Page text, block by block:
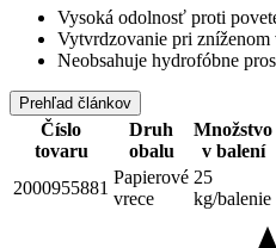
Vysoká odolnosť proti
Vytvrdzovanie pri zníženom
Neobsahuje hydrofóbne
Prehľad článkov
Číslo
tovaru
Druh
obalu
Množstvo
v balení
2000955881
Papierové
vrece
25
kg/balenie